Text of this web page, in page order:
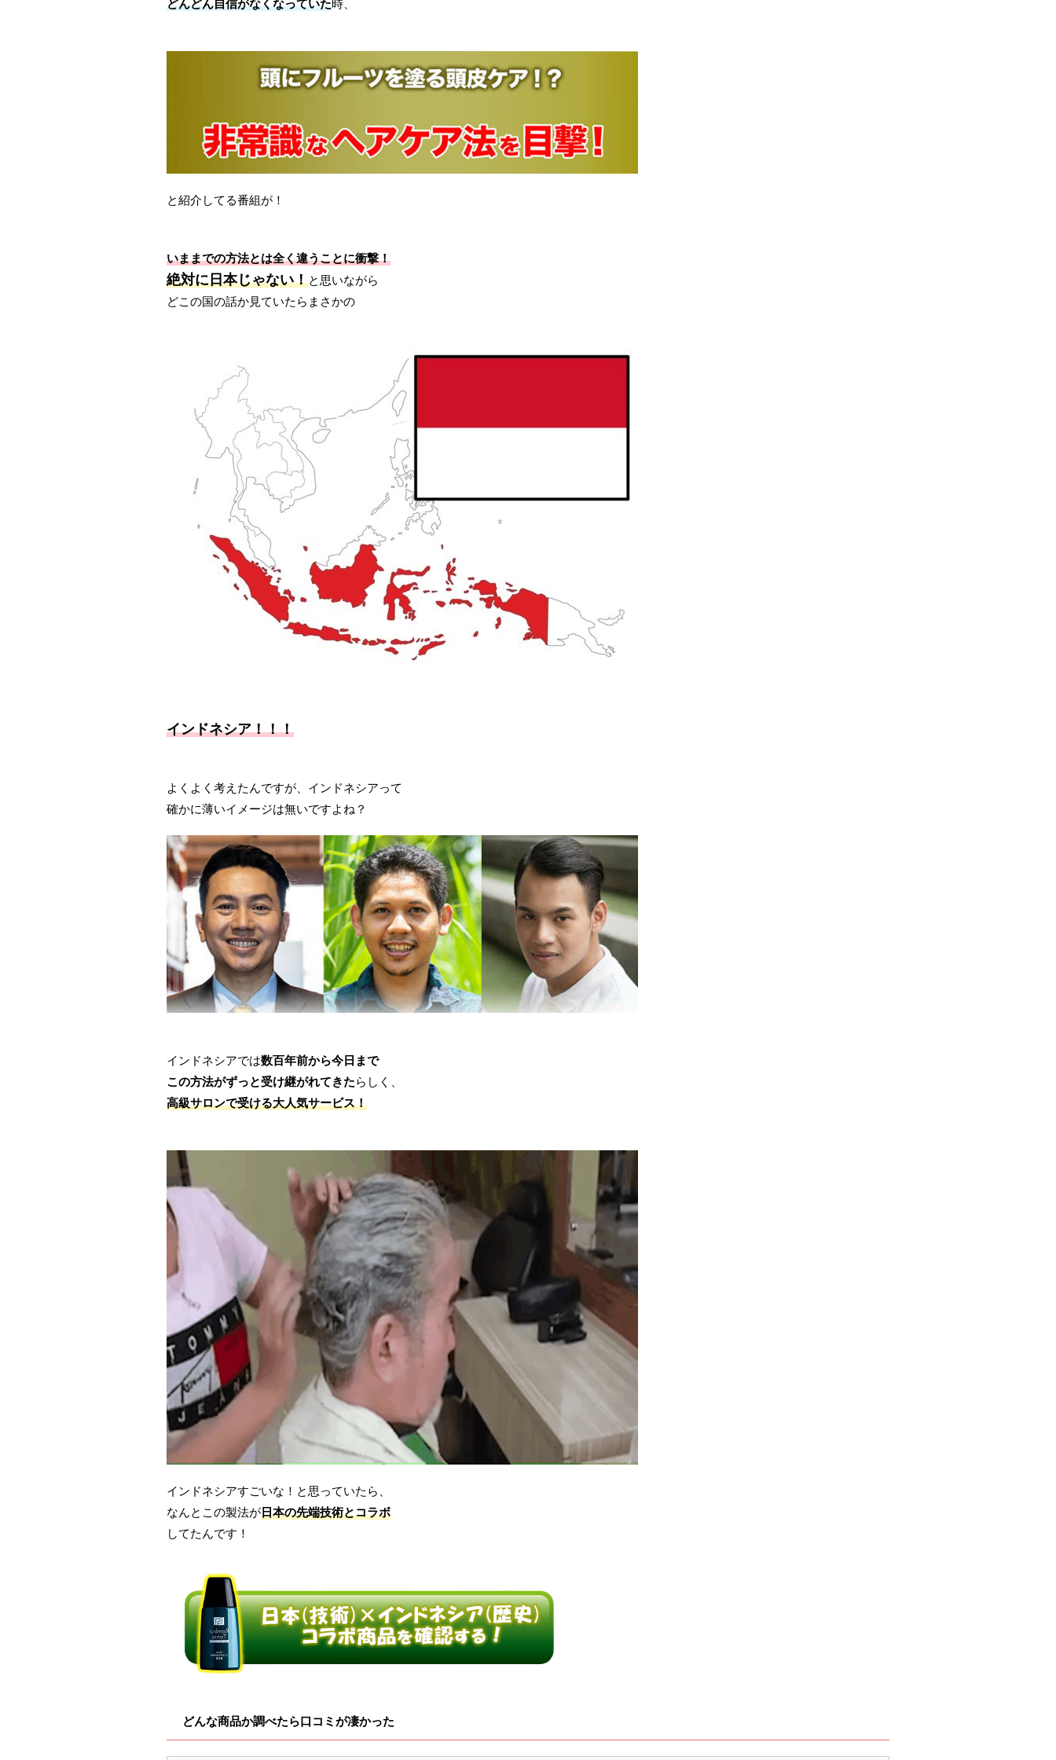
どんどん自信がなくなっていた時、
と紹介してる番組が！
いままでの方法とは全く違うことに衝撃！
絶対に日本じゃない！と思いながら
どこの国の話か見ていたらまさかの
インドネシア！！！
よくよく考えたんですが、インドネシアって
確かに薄いイメージは無いですよね？
インドネシアでは数百年前から今日まで
この方法がずっと受け継がれてきたらしく、
高級サロンで受ける大人気サービス！
インドネシアすごいな！と思っていたら、
なんとこの製法が日本の先端技術とコラボ
してたんです！
どんな商品か調べたら口コミが凄かった